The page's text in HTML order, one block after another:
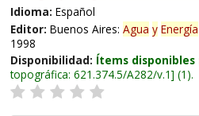
Idioma: Español
Editor: Buenos Aires: Agua y Energía
1998
Disponibilidad: Ítems
topográfica: 621.374.5/A282/v.1 (1).